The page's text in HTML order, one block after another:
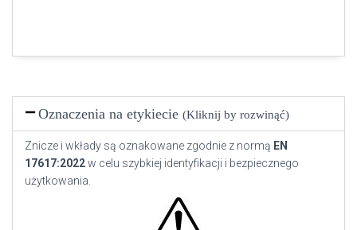
Oznaczenia na etykiecie (Kliknij by rozwinąć)
Znicze i wkłady są oznakowane zgodnie z normą EN
17617:2022w celu szybkiej identyfikacji i bezpiecznego
użytkowania.